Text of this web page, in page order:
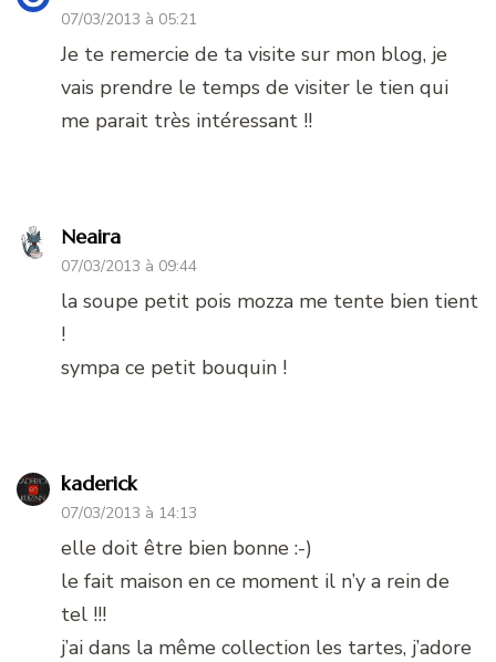
07/03/2013 à 05:21
Je te remercie de ta visite sur mon blog, je
vais prendre le temps de visiter le tien qui
me parait très intéressant !!
Neaira
07/03/2013 à 09:44
la soupe petit pois mozza me tente bien tient
!
sympa ce petit bouquin !
kaderick
07/03/2013 à 14:13
elle doit être bien bonne :-)
le fait maison en ce moment il n’y a rein de
tel !!!
j’ai dans la même collection les tartes, j’adore